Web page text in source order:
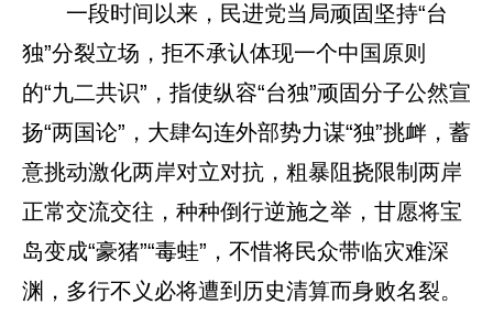
一段时间以来，民进党当局顽固坚持“台
独”分裂立场，拒不承认体现一个中国原则
的“九二共识”，指使纵容“台独”顽固分子公然宣
扬“两国论”，大肆勾连外部势力谋“独”挑衅，蓄
意挑动激化两岸对立对抗，粗暴阻挠限制两岸
正常交流交往，种种倒行逆施之举，甘愿将宝
岛变成“豪猪”“毒蛙”，不惜将民众带临灾难深
渊，多行不义必将遭到历史清算而身败名裂。